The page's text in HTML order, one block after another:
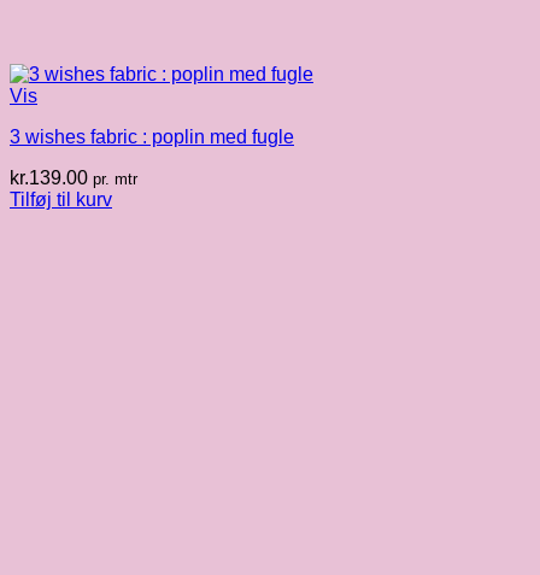
Vis
3 wishes fabric : poplin med fugle
kr.139.00 pr. mtr
Tilføj til kurv